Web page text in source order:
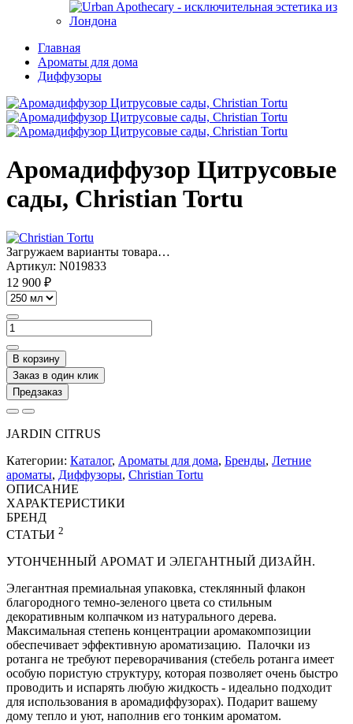
Главная
Ароматы для дома
Диффузоры
Аромадиффузор Цитрусовые
сады, Christian Tortu
Загружаем варианты товара…
Артикул: N019833
12 900 ₽
В корзину
Заказ в один клик
Предзаказ
JARDIN CITRUS
Категории: Каталог, Ароматы для дома, Бренды, Летние
ароматы, Диффузоры, Christian Tortu
ОПИСАНИЕ
ХАРАКТЕРИСТИКИ
БРЕНД
СТАТЬИ 2
УТОНЧЕННЫЙ АРОМАТ И ЭЛЕГАНТНЫЙ ДИЗАЙН.
Элегантная премиальная упаковка, стеклянный флакон
благородного темно-зеленого цвета со стильным
декоративным колпачком из натурального дерева.
Максимальная степень концентрации аромакомпозиции
обеспечивает эффективную ароматизацию. Палочки из
ротанга не требуют переворачивания (стебель ротанга имеет
особую пористую структуру, которая позволяет очень быстро
проводить и испарять любую жидкость - идеально подходит
для использования в аромадиффузорах). Подарит вашему
дому тепло и уют, наполнив его тонким ароматом.